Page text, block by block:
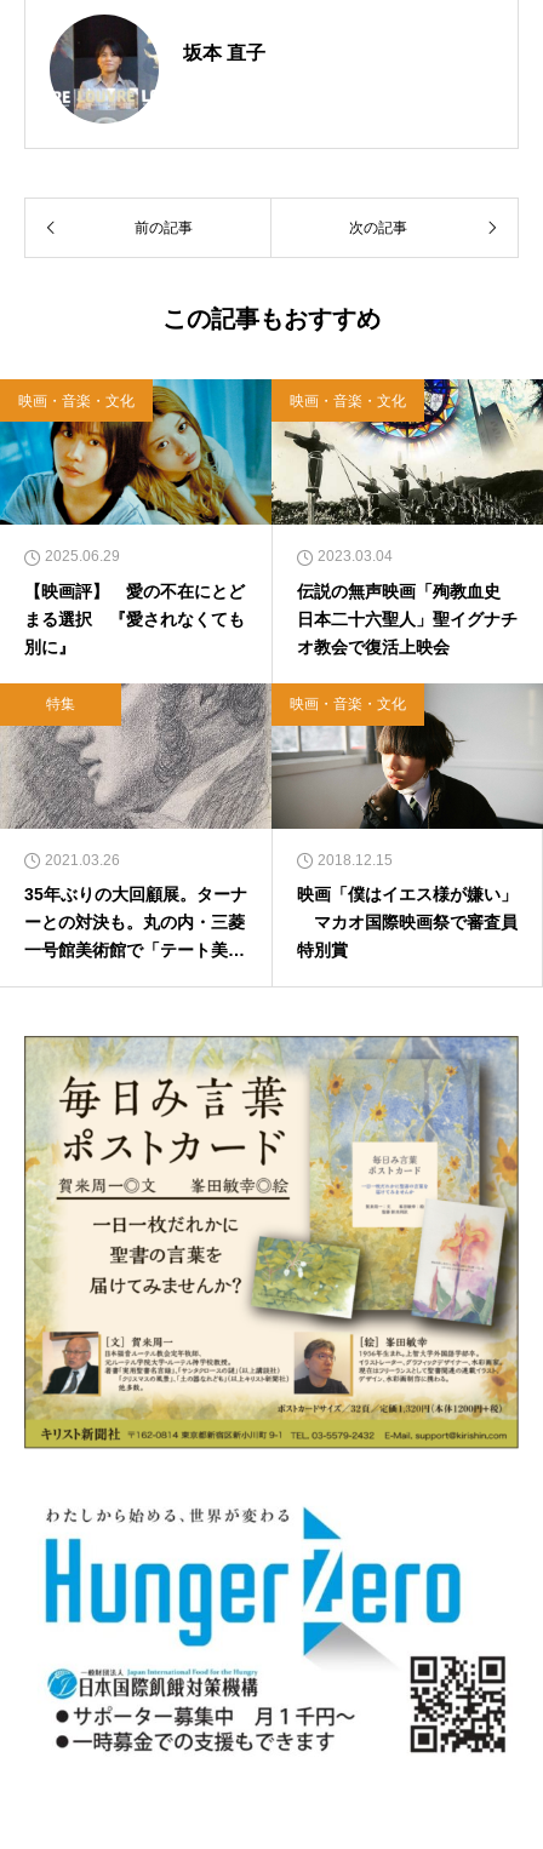
坂本 直子
前の記事 次の記事
この記事もおすすめ
映画・音楽・文化
2025.06.29
【映画評】 愛の不在にとど
まる選択 『愛されなくても
別に』
映画・音楽・文化
2023.03.04
伝説の無声映画「殉教血史
日本二十六聖人」聖イグナチ
オ教会で復活上映会
特集
2021.03.26
35年ぶりの大回顧展。ターナ
ーとの対決も。丸の内・三菱
一号館美術館で「テート美術
映画・音楽・文化
2018.12.15
映画「僕はイエス様が嫌い」
マカオ国際映画祭で審査員
特別賞